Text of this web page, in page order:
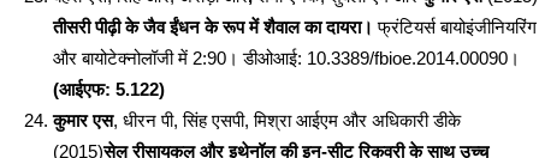
तीसरी पीढ़ी के जैव ईंधन के रूप में शैवाल का दायरा। फ्रंटियर्स बायोइंजीनियरिंग
और बायोटेक्नोलॉजी में 2:90। डीओआई: 10.3389/fbioe.2014.00090।
(आईएफ: 5.122)
कुमार एस, धीरन पी, सिंह एसपी, मिश्रा आईएम और अधिकारी डीके
(2015)सेल रीसायकल और इथेनॉल की इन-सीटू रिकवरी के साथ उच्च